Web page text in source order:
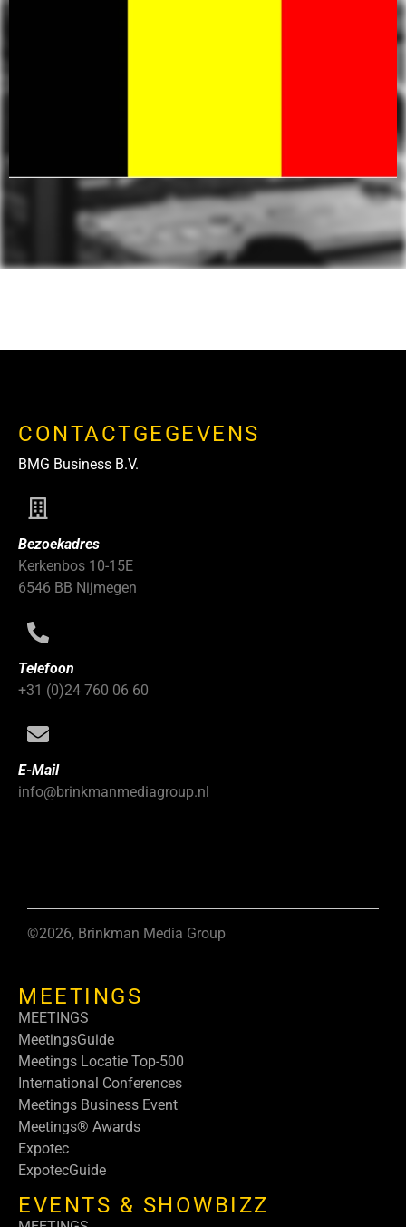
CONTACTGEGEVENS
BMG Business B.V.
Bezoekadres
Kerkenbos 10-15E
6546 BB Nijmegen
Telefoon
+31 (0)24 760 06 60
E-Mail
info@brinkmanmediagroup.nl
©2026, Brinkman Media Group
MEETINGS
MEETINGS
MeetingsGuide
Meetings Locatie Top-500
International Conferences
Meetings Business Event
Meetings® Awards
Expotec
ExpotecGuide
EVENTS & SHOWBIZZ